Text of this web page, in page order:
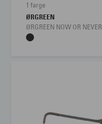
1 farge
ØRGREEN
ØRGREEN NOW OR NEVER